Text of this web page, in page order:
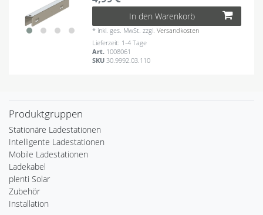
In den Warenkorb
* inkl. ges. MwSt. zzgl.Versandkosten
Lieferzeit: 1-4 Tage
Art. 1008061
SKU 30.9992.03.110
Produktgruppen
Stationäre Ladestationen
Intelligente Ladestationen
Mobile Ladestationen
Ladekabel
plenti Solar
Zubehör
Installation